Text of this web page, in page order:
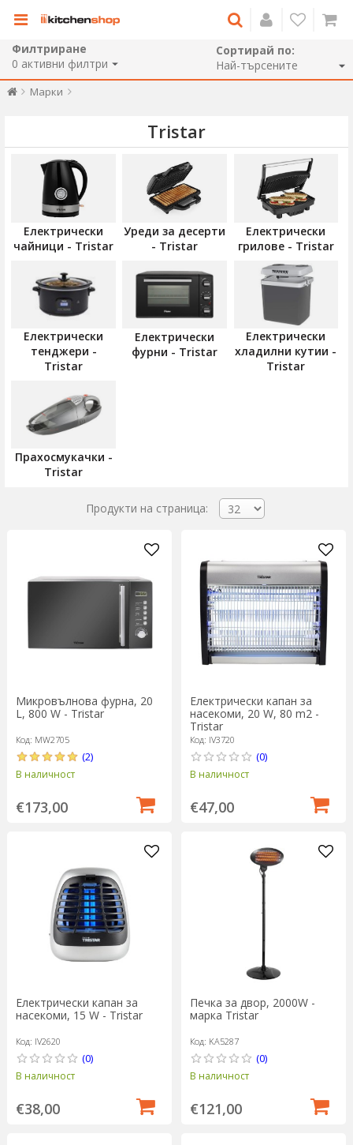
Филтриране
0 активни филтри
Сортирай по:
Марки
Tristar
Електрически
чайници - Tristar
Уреди за десерти
- Tristar
Електрически
грилове - Tristar
Електрически
тенджери -
Tristar
Електрически
фурни - Tristar
Електрически
хладилни кутии -
Tristar
Прахосмукачки -
Tristar
Продукти на страница:
Микровълнова фурна, 20
L, 800 W - Tristar
Код: MW2705
(2)
В наличност
€173,00
Електрически капан за
насекоми, 20 W, 80 m2 -
Tristar
Код: IV3720
(0)
В наличност
€47,00
Електрически капан за
насекоми, 15 W - Tristar
Код: IV2620
(0)
В наличност
€38,00
Печка за двор, 2000W -
марка Tristar
Код: KA5287
(0)
В наличност
€121,00